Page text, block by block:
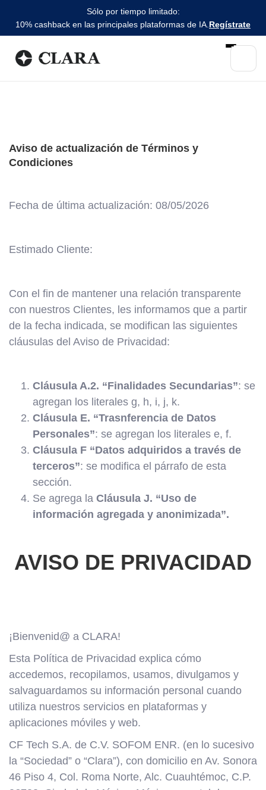
Sólo por tiempo limitado:
10% cashback en las principales plataformas de IA. Regístrate
Aviso de actualización de Términos y
Condiciones
Fecha de última actualización: 08/05/2026
Estimado Cliente:
Con el fin de mantener una relación transparente
con nuestros Clientes, les informamos que a partir
de la fecha indicada, se modifican las siguientes
cláusulas del Aviso de Privacidad:
Cláusula A.2. “Finalidades Secundarias”: se
agregan los literales g, h, i, j, k.
Cláusula E. “Trasnferencia de Datos
Personales”: se agregan los literales e, f.
Cláusula F “Datos adquiridos a través de
terceros”: se modifica el párrafo de esta
sección.
Se agrega la Cláusula J. “Uso de
información agregada y anonimizada”.
AVISO DE PRIVACIDAD
¡Bienvenid@ a CLARA!
Esta Política de Privacidad explica cómo
accedemos, recopilamos, usamos, divulgamos y
salvaguardamos su información personal cuando
utiliza nuestros servicios en plataformas y
aplicaciones móviles y web.
CF Tech S.A. de C.V. SOFOM ENR. (en lo sucesivo
la “Sociedad” o “Clara”), con domicilio en Av. Sonora
46 Piso 4, Col. Roma Norte, Alc. Cuauhtémoc, C.P.